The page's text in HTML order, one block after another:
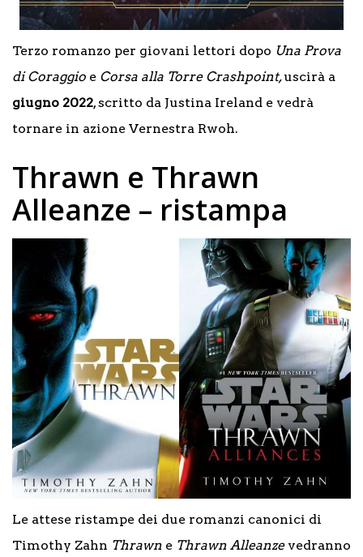
Terzo romanzo per giovani lettori dopo Una Prova
di Coraggio e Corsa alla Torre Crashpoint,uscirà a
giugno 2022, scritto da Justina Ireland e vedrà
tornare in azione Vernestra Rwoh.
Thrawn e Thrawn
Alleanze – ristampa
Le attese ristampe dei due romanzi canonici di
Timothy Zahn Thrawn e Thrawn Alleanzevedranno